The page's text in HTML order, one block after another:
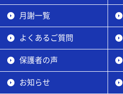
月謝一覧
よくあるご質問
保護者の声
お知らせ